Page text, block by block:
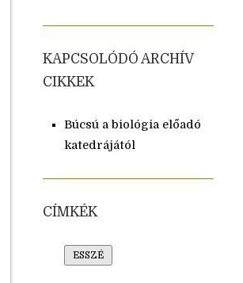
KAPCSOLÓDÓ ARCHÍV
CIKKEK
Búcsú a biológia előadó
katedrájától
CÍMKÉK
ESSZÉ